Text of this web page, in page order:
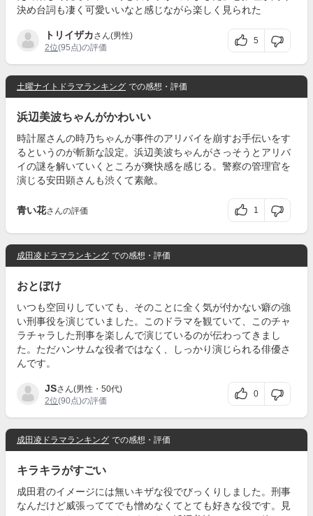
決め台詞も凄く可愛いいなと感じながら楽しく見られた
トリイザカさん(男性)
2位(95点)の評価
5
土曜ナイトドラマランキング での感想・評価
浜辺美波ちゃんがかわいい
時計屋さんの時乃ちゃんが事件のアリバイを崩すお手伝いをす
るというのが斬新な設定。浜辺美波ちゃんがさっそうとアリバ
イの謎を解いていくところが爽快感を感じる。警察の管理官を
演じる安田顕さんも渋くて素敵。
青い花さんの評価 1
成田凌ドラマランキング での感想・評価
おとぼけ
いつも空回りしていても、そのことに全く気が付かない癖の強
い刑事役を演じていました。このドラマを観ていて、このチャ
ラチャラした刑事を楽しんで演じているのが伝わってきまし
た。ただハンサムな役者ではなく、しっかり演じられる俳優さ
んです。
JSさん(男性・50代)
2位(90点)の評価
0
成田凌ドラマランキング での感想・評価
キラキラがすごい
成田君のイメージには無いキザな役でびっくりしました。刑事
なんだけど威張っててでも憎めなくてとても好きな役です。見